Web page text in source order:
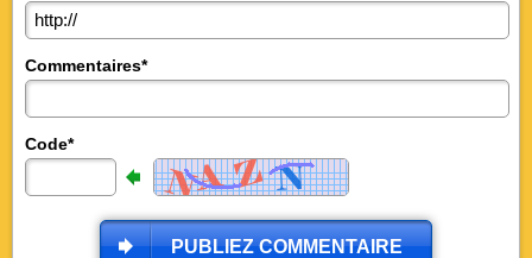
Commentaires*
Code*
PUBLIEZ COMMENTAIRE